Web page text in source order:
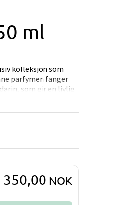
ml
kolleksjon som
parfymen fanger
som gir en livlig
base av musk
350,00 NOK